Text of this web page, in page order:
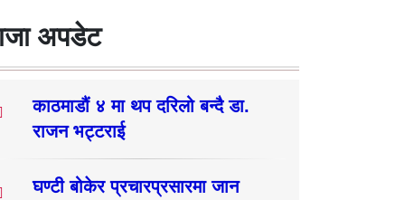
अपडेट
काठमाडौं ४ मा थप दरिलो बन्दै डा.
राजन भट्टराई
घण्टी बोकेर प्रचारप्रसारमा जान